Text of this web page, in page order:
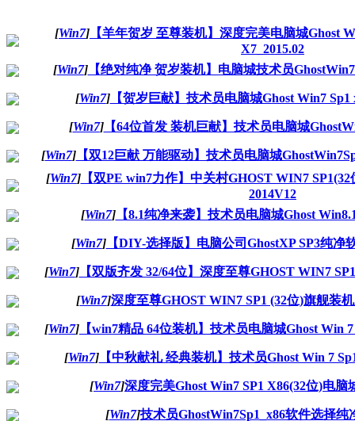
[Win7] 【羊年贺岁 至尊装机】深度完美电脑城Ghost
X7_2015.02
[Win7]【绝对纯净 贺岁装机】电脑城技术员
[Win7]【贺岁巨献】技术员电脑城Ghost Win7 Sp1
[Win7]【64位首发 装机巨献】技术员电脑城
[Win7]【双12巨献 万能驱动】技术员电脑城
[Win7]【双PE win7力作】中关村GHOST WIN7
2014V12
[Win7]【8.1纯净来袭】技术员电脑城Ghost
[Win7]【DIY-选择版】电脑公司GhostXP SP3纯净
[Win7]【双版齐发 32/64位】深度至尊GHOST WIN7
[Win7]深度至尊GHOST WIN7 SP1 (32位)旗舰装
[Win7] 【win7精品 64位装机】技术员电脑城Ghost Win
[Win7]【中秋献礼 经典装机】技术员Ghost Win 7
[Win7]深度完美Ghost Win7 SP1 X86(32位)电脑
[Win7]技术员GhostWin7Sp1_x86软件选择纯